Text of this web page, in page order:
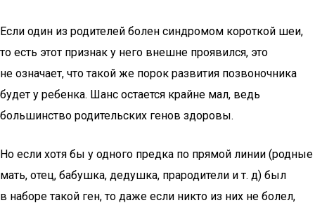
Если один из родителей болен синдромом короткой шеи,
то есть этот признак у него внешне проявился, это
не означает, что такой же порок развития позвоночника
будет у ребенка. Шанс остается крайне мал, ведь
большинство родительских генов здоровы.
Но если хотя бы у одного предка по прямой линии (родные
мать, отец, бабушка, дедушка, прародители и т. д) был
в наборе такой ген, то даже если никто из них не болел,